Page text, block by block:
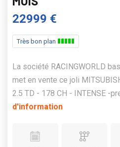
22999 €
Très bon plan
La société RACINGWORLD
met en vente ce joli
2.5 TD - 178 CH - INTENSE -
d'information